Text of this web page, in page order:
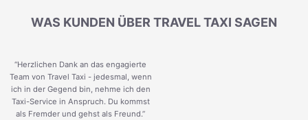
WAS KUNDEN ÜBER TRAVEL TAXI SAGEN
“Herzlichen Dank an das engagierte
Team von Travel Taxi - jedesmal, wenn
ich in der Gegend bin, nehme ich den
Taxi-Service in Anspruch. Du kommst
als Fremder und gehst als Freund.”